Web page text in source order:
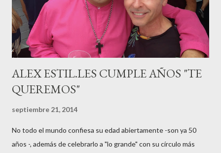
mamá feliz. Otro de los modelos que ha sido padre este año ha
sido el madrileño, Emilio Flores , el top que desfiló en las mejores
pasarelas ...
ALEX ESTIL.LES CUMPLE AÑOS "TE
QUEREMOS"
septiembre 21, 2014
No todo el mundo confiesa su edad abiertamente -son ya 50
años -, además de celebrarlo a "lo grande" con su círculo más